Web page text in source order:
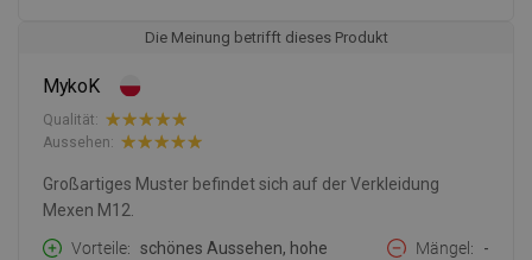
Die Meinung betrifft dieses Produkt
MykoK
Qualität:
Aussehen:
Großartiges Muster befindet sich auf der Verkleidung
Mexen M12.
Vorteile
schönes Aussehen, hohe
Mängel -